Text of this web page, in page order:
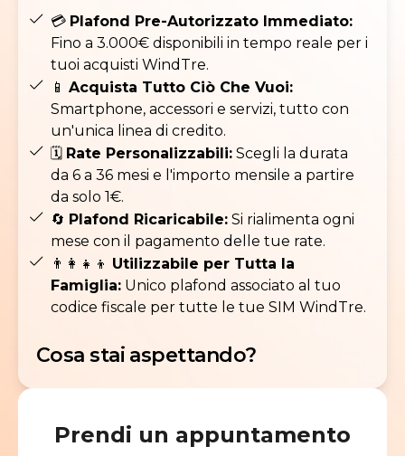
💳 Plafond Pre-Autorizzato Immediato:
Fino a 3.000€ disponibili in tempo reale per i
tuoi acquisti WindTre.
📱 Acquista Tutto Ciò Che Vuoi:
Smartphone, accessori e servizi, tutto con
un'unica linea di credito.
🗓️ Rate Personalizzabili: Scegli la durata
da 6 a 36 mesi e l'importo mensile a partire
da solo 1€.
🔄 Plafond Ricaricabile: Si rialimenta ogni
mese con il pagamento delle tue rate.
👨‍👩‍👧‍👦 Utilizzabile per Tutta la
Famiglia: Unico plafond associato al tuo
codice fiscale per tutte le tue SIM WindTre.
Cosa stai aspettando?
Prendi un appuntamento